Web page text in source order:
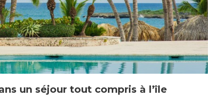
un séjour tout compris à l’île